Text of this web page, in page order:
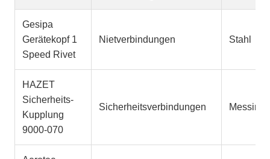
Gesipa
Gerätekopf 1
Speed Rivet
Nietverbindungen Stahl
HAZET
Sicherheits-
Kupplung
9000-070
Sicherheitsverbindungen Messing